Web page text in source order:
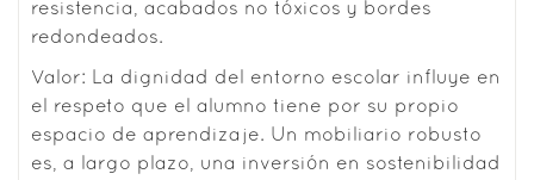
resistencia, acabados no tóxicos y bordes
redondeados.
Valor: La dignidad del entorno escolar influye en
el respeto que el alumno tiene por su propio
espacio de aprendizaje. Un mobiliario robusto
es, a largo plazo, una inversión en sostenibilidad